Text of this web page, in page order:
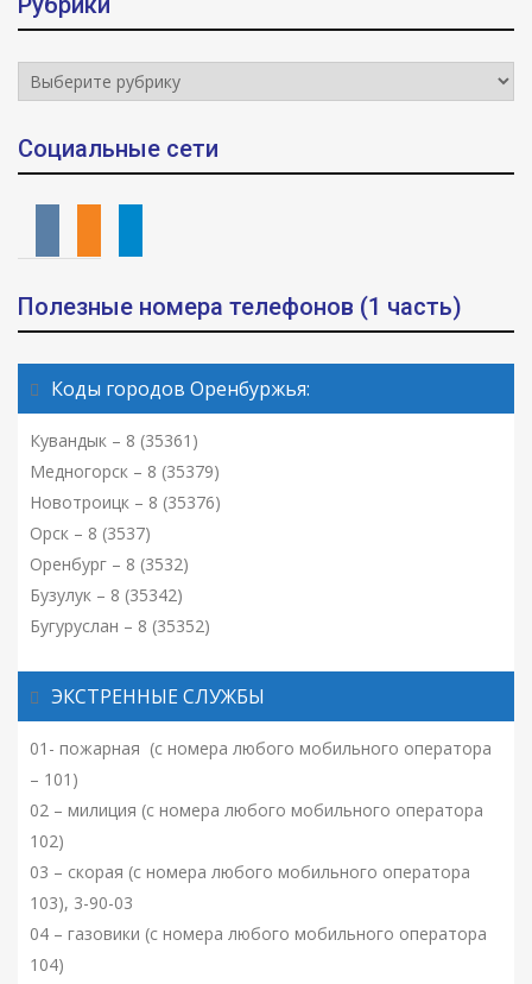
Рубрики
Социальные сети
Полезные номера телефонов (1 часть)
Коды городов Оренбуржья:
Кувандык – 8 (35361)
Медногорск – 8 (35379)
Новотроицк – 8 (35376)
Орск – 8 (3537)
Оренбург – 8 (3532)
Бузулук – 8 (35342)
Бугуруслан – 8 (35352)
ЭКСТРЕННЫЕ СЛУЖБЫ
01- пожарная (с номера любого мобильного оператора
– 101)
02 – милиция (с номера любого мобильного оператора
102)
03 – скорая (с номера любого мобильного оператора
103), 3-90-03
04 – газовики (с номера любого мобильного оператора
104)